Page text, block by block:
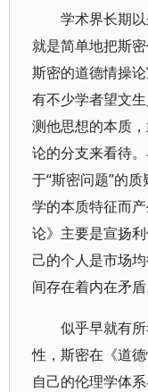
学术界长期
就是简单地把斯
斯密的道德情操
有不少学者望文
测他思想的本质
论的分支来看待
于“斯密问题”的
学的本质特征而
论》主要是宣扬
己的个人是市场
间存在着内在矛盾
似乎早就有
性，斯密在《道
自己的伦理学体